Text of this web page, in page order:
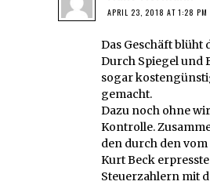
APRIL 23, 2018 AT 1:28 PM
Das Geschäft blüht
Durch Spiegel und
sogar
gemacht.
Dazu noch ohne
Kontrolle.
den durch den
Kurt Beck
Steuerzahlern mit